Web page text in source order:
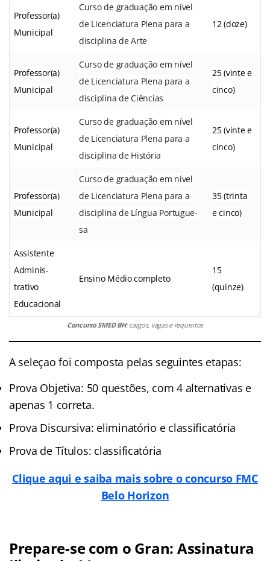
Professor(a)
Municipal
Curso de graduação em nível
de Licenciatura Plena para a
disciplina de Arte
12 (doze)
Professor(a)
Municipal
Curso de graduação em nível
de Licenciatura Plena para a
disciplina de Ciências
25 (vinte e
cinco)
Professor(a)
Municipal
Curso de graduação em nível
de Licenciatura Plena para a
disciplina de História
25 (vinte e
cinco)
Professor(a)
Municipal
Curso de graduação em nível
de Licenciatura Plena para a
disciplina de Língua Portugue-
sa
35 (trinta
e cinco)
Assistente
Adminis-
trativo
Educacional
Ensino Médio completo
15
(quinze)
Concurso SMED BH: cargos, vagas e requisitos
A seleçao foi composta pelas seguintes etapas:
Prova Objetiva: 50 questões, com 4 alternativas e
apenas 1 correta.
Prova Discursiva: eliminatório e classificatória
Prova de Títulos: classificatória
Clique aqui e saiba mais sobre o concurso FMC
Belo Horizon
Prepare-se com o Gran: Assinatura